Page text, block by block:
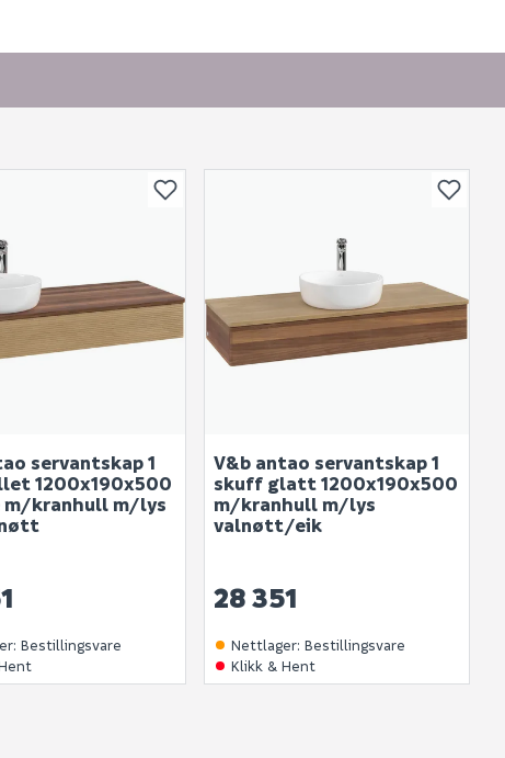
servantskap 1
1200x190x500
m/kranhull m/lys
: Bestillingsvare
V&b antao servantskap 1
skuff glatt 1200x190x500
m/kranhull m/lys
valnøtt/eik
28 351
Nettlager: Bestillingsvare
Klikk & Hent